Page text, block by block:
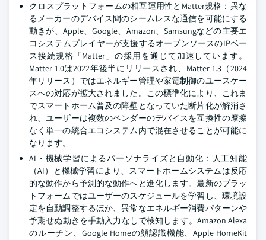
クロスプラットフォームの相互運用性とMatter規格：異な
るメーカーのデバイス間のシームレスな通信を可能にする
動きが、Apple、Google、Amazon、Samsungなどの主要エ
コシステムプレイヤーが支援するオープンソースのIPベー
ス接続規格「Matter」の採用を通じて加速しています。
Matter 1.0は2022年後半にリリースされ、Matter 1.3（2024
年リリース）ではエネルギー管理や家電制御のユースケー
スへの対応が拡大されました。この標準化により、これま
でスマートホーム普及の障壁となっていた断片化が解消さ
れ、ユーザーは複数のベンダーのデバイスを互換性の摩擦
なく単一の統合エコシステム内で混在させることが可能に
なります。
AI・機械学習によるパーソナライズと自動化：人工知能
（AI）と機械学習により、スマートホームシステムは反応
的な動作から予測的な動作へと進化します。最新のプラッ
トフォームではユーザーのスケジュールを学習し、環境設
定を自動調整するほか、異常なエネルギー消費パターンや
予期せぬ動きを手動入力なしで検知します。Amazon Alexa
のルーチン、Google Homeの顔認識機能、Apple HomeKit